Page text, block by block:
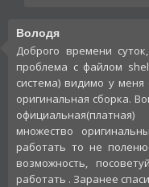
Володя
Доброго времени
проблема с файлом
система) видимо у меня
оригинальная сборка.
множество
работать то не
возможность,
работать . Заранее